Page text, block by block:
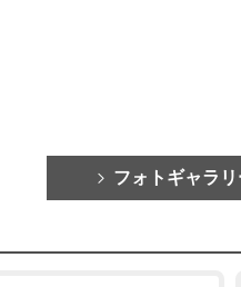
フォトギャラ